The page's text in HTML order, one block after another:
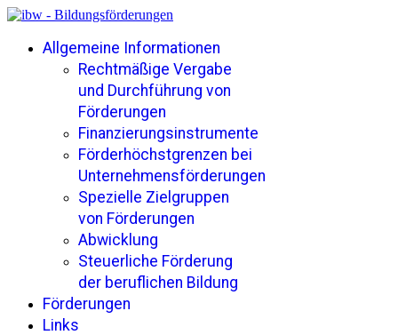
Allgemeine Informationen
Rechtmäßige Vergabe
und Durchführung von
Förderungen
Finanzierungsinstrumente
Förderhöchstgrenzen bei
Unternehmensförderungen
Spezielle Zielgruppen
von Förderungen
Abwicklung
Steuerliche Förderung
der beruflichen Bildung
Förderungen
Links